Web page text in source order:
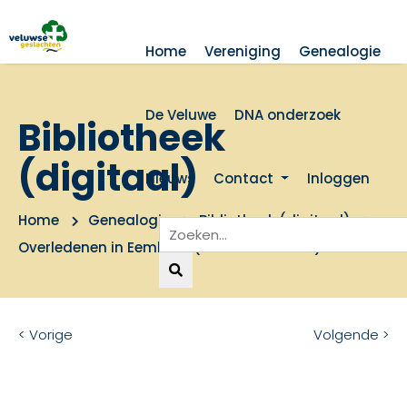
Home Vereniging Genealogie
De Veluwe DNA onderzoek
Nieuws Contact Inloggen
Bibliotheek
(digitaal)
Home Genealogie
Bibliotheek (digitaal)
Overledenen in Eemland (excl. Amersfoort) tot 1811
< Vorige Volgende >